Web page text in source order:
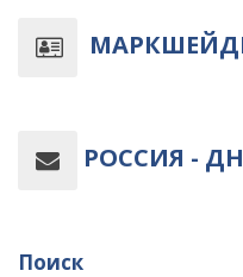
РОССИЯ -
Поиск